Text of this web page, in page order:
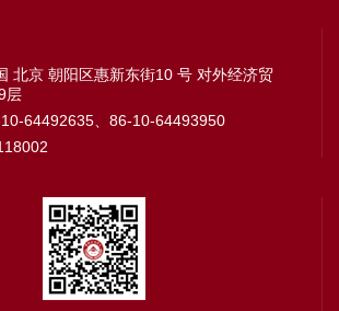
北京 朝阳区惠新东街10 号 对外经济贸
层
64492635、86-10-64493950